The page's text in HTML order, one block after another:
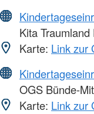
Kita Traumland
Karte: Link zur
OGS Bünde-
Karte: Link zur